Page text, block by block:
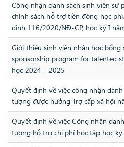
Công nhận danh sách sinh viên
chính sách hỗ trợ tiền đóng học
định 116/2020/NĐ-CP, học kỳ I
Giới thiệu sinh viên nhận học bổng
sponsorship program for talented
học 2024 - 2025
Quyết định về việc công nhận
tượng được hưởng Trợ cấp xã hội
Quyết định về việc Công nhận
tượng hỗ trợ chi phí học tập học